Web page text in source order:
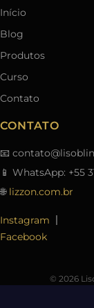
Início
Blog
Produtos
Curso
Contato
CONTATO
📧
📱 WhatsApp: +55
🌐 lizzon.com.br
Instagram
Facebook
© 2026